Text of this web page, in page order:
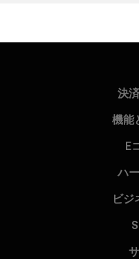
決
機能
E
ハ
ビジ